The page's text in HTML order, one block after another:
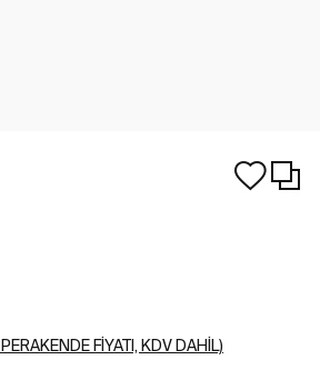
FIYATI, KDV DAHIL)